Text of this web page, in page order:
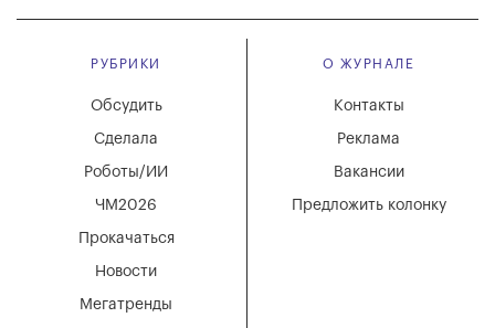
РУБРИКИ
Мегатренды
Новости
Обсудить
Сделала
Роботы/ИИ
ЧМ2026
Прокачаться
О ЖУРНАЛЕ
Вакансии
Реклама
Контакты
Предложить колонку